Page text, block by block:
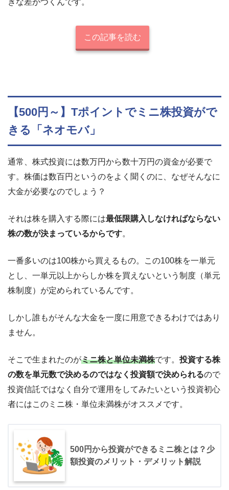
この記事を読む
【500円～】Tポイントでミニ株投資がで
きる「ネオモバ」
通常、株式投資には数万円から数十万円の資金が必要で
す。株価は数百円というのをよく聞くのに、なぜそんなに
大金が必要なのでしょう？
それは株を購入する際には最低限購入しなければならない
株の数が決まっているからです。
一番多いのは100株から買えるもの。この100株を一単元
とし、一単元以上からしか株を買えないという制度（単元
株制度）が定められているんです。
しかし誰もがそんな大金を一度に用意できるわけではあり
ません。
そこで生まれたのがミニ株と単位未満株です。 投資する株
の数を単元数で決めるのではなく投資額で決められるので
投資信託ではなく自分で運用をしてみたいという投資初心
者にはこのミニ株・単位未満株がオススメです。
500円から投資ができるミニ株とは？少
額投資のメリット・デメリット解説